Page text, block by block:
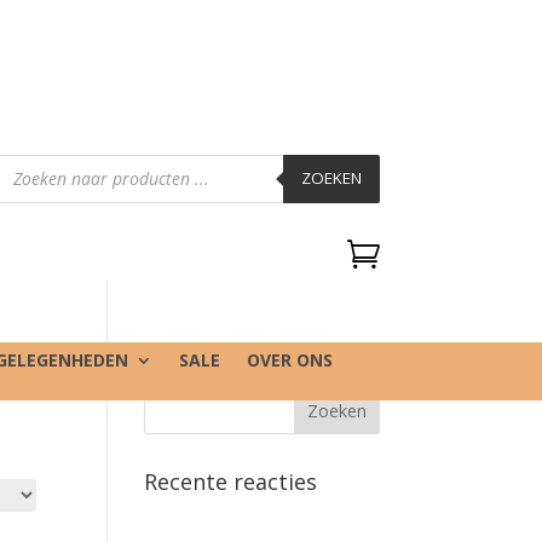
ZOEKEN

SALE OVER ONS
Recente reacties